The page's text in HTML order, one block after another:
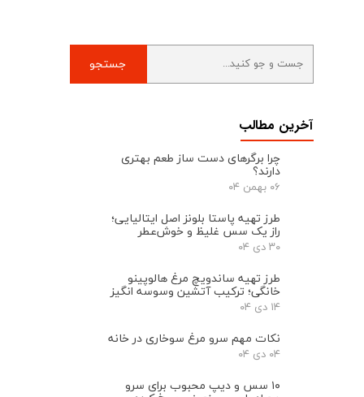
آخرین مطالب
چرا برگرهای دست ‌ساز طعم بهتری
دارند؟
۰۶ بهمن ۰۴
طرز تهیه پاستا بلونز اصل ایتالیایی؛
راز یک سس غلیظ و خوش‌عطر
۳۰ دی ۰۴
طرز تهیه ساندویچ مرغ هالوپینو
خانگی؛ ترکیب آتشین وسوسه انگیز
۱۴ دی ۰۴
نکات مهم سرو مرغ سوخاری در خانه
۰۴ دی ۰۴
۱۰ سس و دیپ محبوب برای سرو
جستجو